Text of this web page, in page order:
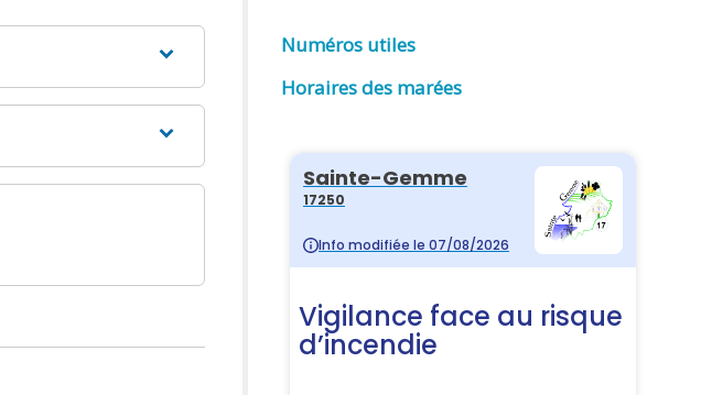
Numéros utiles
Horaires des marées